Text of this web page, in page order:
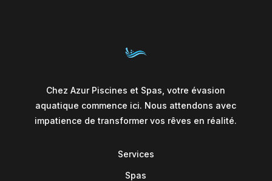
Chez Azur Piscines et Spas, votre évasion
aquatique commence ici. Nous attendons avec
impatience de transformer vos rêves en réalité.
Services
Spas